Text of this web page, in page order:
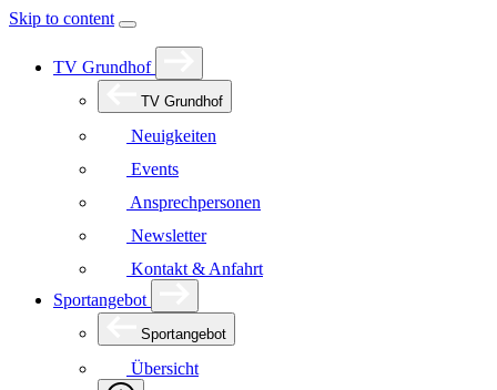
Skip to content
TV Grundhof
TV Grundhof
Neuigkeiten
Events
Ansprechpersonen
Newsletter
Kontakt & Anfahrt
Sportangebot
Sportangebot
Übersicht